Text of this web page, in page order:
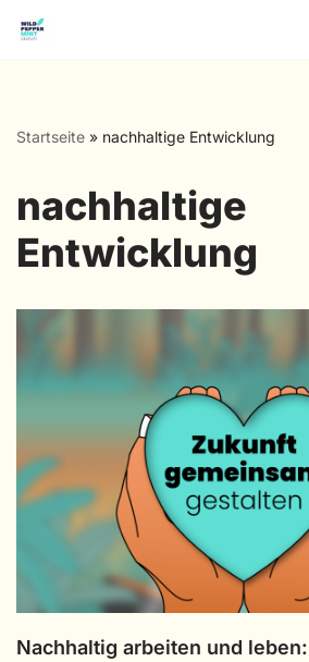
Startseite » nachhaltige Entwicklung
nachhaltige
Entwicklung
Nachhaltig arbeiten und